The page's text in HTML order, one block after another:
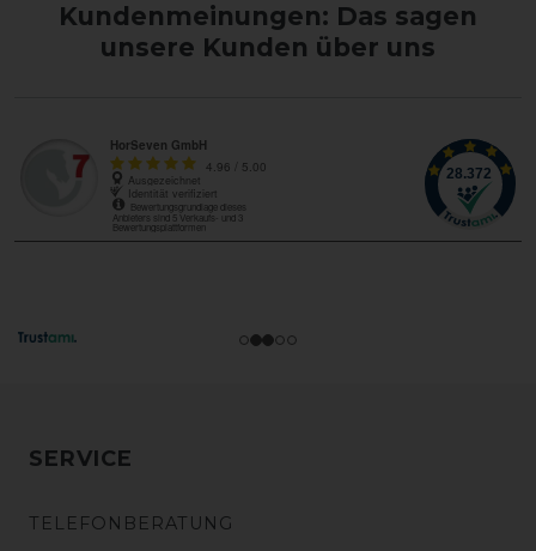
Kundenmeinungen: Das sagen
unsere Kunden über uns
SERVICE
TELEFONBERATUNG